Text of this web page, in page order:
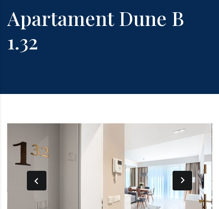
Apartament Dune B
1.32